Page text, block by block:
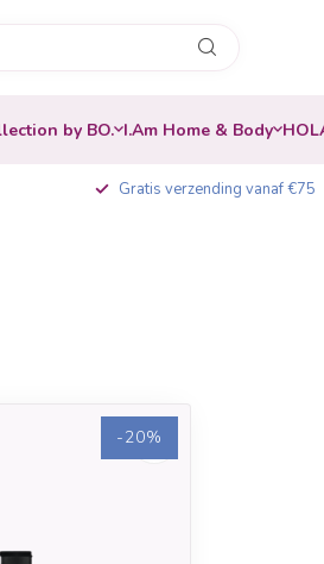
by BO. I.Am Home & Body
Gratis verzending vanaf €75
-20%